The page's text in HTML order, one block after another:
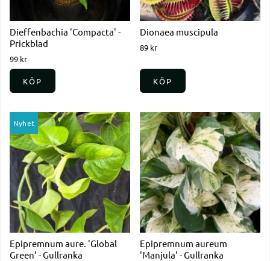
Dieffenbachia 'Compacta' -
Prickblad
99 kr
KÖP
Dionaea muscipula
89 kr
KÖP
Nyhet
Epipremnum aure. 'Global
Green' - Gullranka
Epipremnum aureum
'Manjula' - Gullranka